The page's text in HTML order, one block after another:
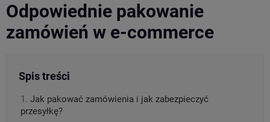
Odpowiednie pakowanie
zamówień w e-commerce
Spis treści
Jak pakować zamówienia i jak zabezpieczyć
przesyłkę?